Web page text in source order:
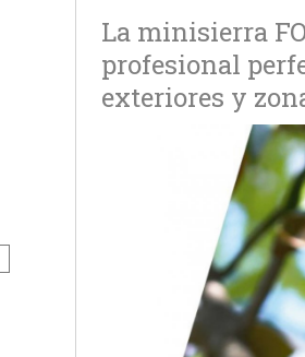
La minisierra
profesional
exteriores y